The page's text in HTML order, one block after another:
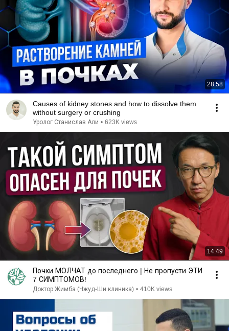
28:58
Causes of kidney stones and how to dissolve them
without surgery or crushing
Уролог Станислав Али • 623K views
14:49
Почки МОЛЧАТ до последнего | Не пропусти ЭТИ
7 СИМПТОМОВ!
Доктор Жимба (Чжуд-Ши клиника) • 410K views